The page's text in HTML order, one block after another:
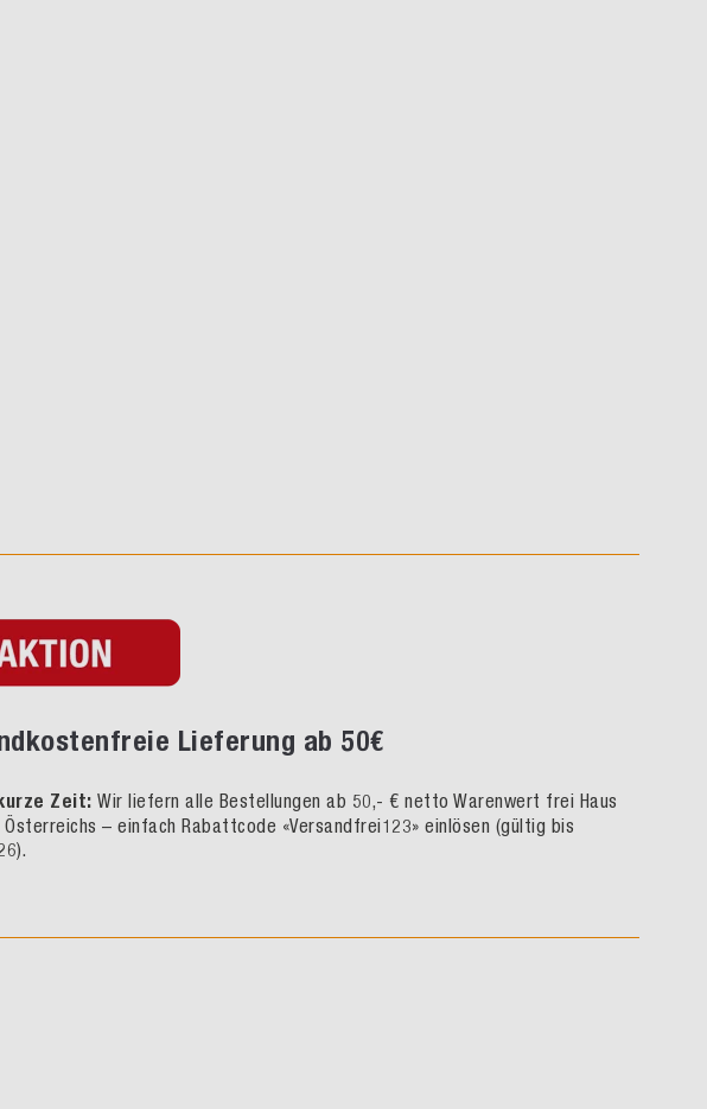
Lieferung ab 50€
Zeit: Wir liefern alle Bestellungen ab 50,- € netto Warenwert frei Haus
Österreichs – einfach Rabattcode «Versandfrei123» einlösen (gültig bis